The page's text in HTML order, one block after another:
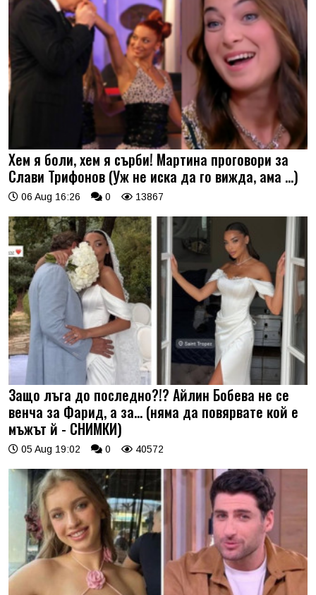
Хем я боли, хем я сърби! Мартина проговори за
Слави Трифонов (Уж не иска да го вижда, ама …)
06 Aug 16:26 0 13867
Защо лъга до последно?!? Айлин Бобева не се
венча за Фарид, а за... (няма да повярвате кой е
мъжът й - СНИМКИ)
05 Aug 19:02 0 40572